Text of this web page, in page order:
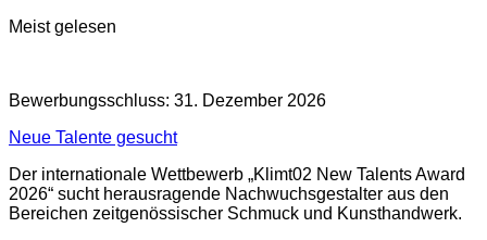
Meist gelesen
Bewerbungsschluss: 31. Dezember 2026
Neue Talente gesucht
Der internationale Wettbewerb „Klimt02 New Talents Award
2026“ sucht herausragende Nachwuchsgestalter aus den
Bereichen zeitgenössischer Schmuck und Kunsthandwerk.